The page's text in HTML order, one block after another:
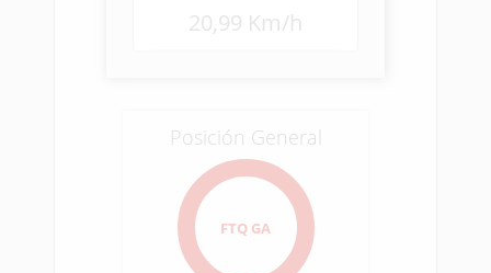
20,99 Km/h
Posición General
FTQ GA